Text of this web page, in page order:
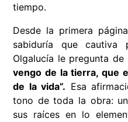
tiempo.
Desde la primera
sabiduría que cautiva
Olgalucía le pregunta
vengo de la tierra, que
de la vida”. Esa
tono de toda la obra:
sus raíces en lo